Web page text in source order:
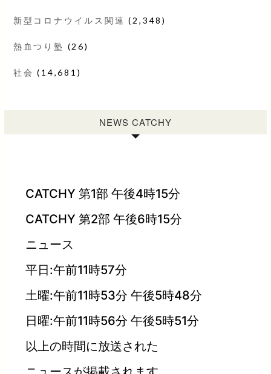
新型コロナウイルス関連 (2,348)
熱血つり塾 (26)
社会 (14,681)
NEWS CATCHY
CATCHY 第1部 午後4時15分
CATCHY 第2部 午後6時15分
ニュース
平日:午前11時57分
土曜:午前11時53分 午後5時48分
日曜:午前11時56分 午後5時51分
以上の時間に放送された